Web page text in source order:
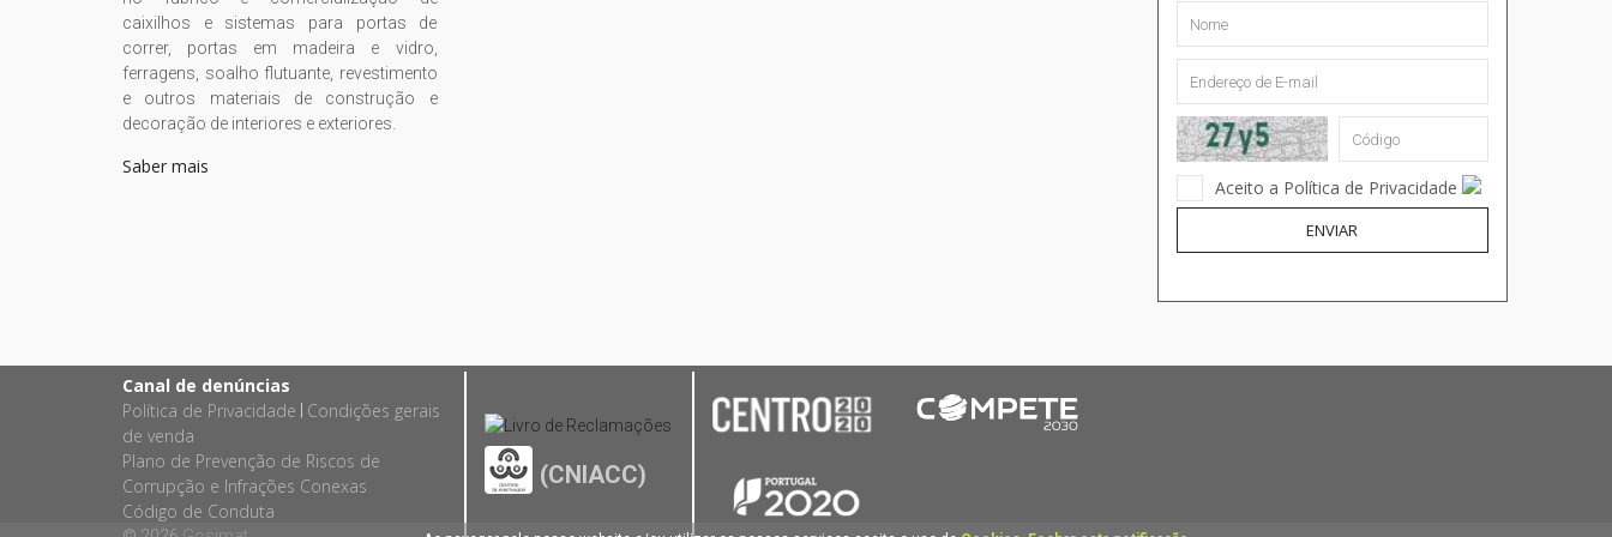
caixilhos e sistemas para portas de
correr, portas em madeira e vidro,
ferragens, soalho flutuante, revestimento
e outros materiais de construção e
decoração de interiores e exteriores.
Saber mais
Aceito a Política de Privacidade
ENVIAR
Canal de denúncias
Política de Privacidade Condições gerais
de venda
Plano de Prevenção de Riscos de
Corrupção e Infrações Conexas
Código de Conduta
(CNIACC)